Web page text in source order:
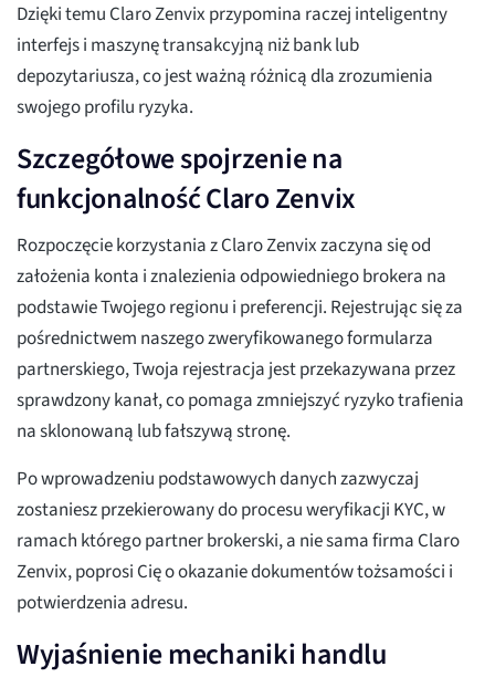
Dzięki temu Claro Zenvix przypomina raczej inteligentny
interfejs i maszynę transakcyjną niż bank lub
depozytariusza, co jest ważną różnicą dla zrozumienia
swojego profilu ryzyka.
Szczegółowe spojrzenie na
funkcjonalność Claro Zenvix
Rozpoczęcie korzystania z Claro Zenvix zaczyna się od
założenia konta i znalezienia odpowiedniego brokera na
podstawie Twojego regionu i preferencji. Rejestrując się za
pośrednictwem naszego zweryfikowanego formularza
partnerskiego, Twoja rejestracja jest przekazywana przez
sprawdzony kanał, co pomaga zmniejszyć ryzyko trafienia
na sklonowaną lub fałszywą stronę.
Po wprowadzeniu podstawowych danych zazwyczaj
zostaniesz przekierowany do procesu weryfikacji KYC, w
ramach którego partner brokerski, a nie sama firma Claro
Zenvix, poprosi Cię o okazanie dokumentów tożsamości i
potwierdzenia adresu.
Wyjaśnienie mechaniki handlu